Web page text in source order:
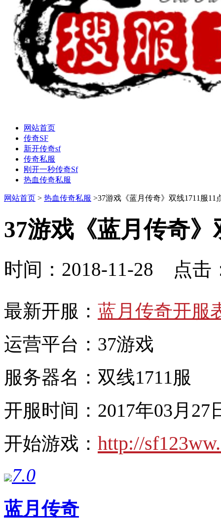
网站首页
传奇SF
新开传奇sf
传奇私服
刚开一秒传奇Sf
热血传奇私服
网站首页 > 热血传奇私服 >37游戏《蓝月传奇》双线1711服11
37游戏《蓝月传奇
时间：2018-11-28 点击
最新开服： 蓝月传奇开服
运营平台：37游戏
服务器名：双线1711服
开服时间：2017年03月27
开始游戏： http://
7.0
蓝月传奇